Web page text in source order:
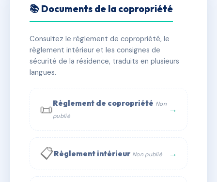
LE DOMAINE D'ALIENOR
CUBZAC
✓ Immatriculée 🏠 179 lots 🏗 1 bâtiment(s)
✉ Email
📚 Documents de la copropriété
Consultez le règlement de copropriété, le
règlement intérieur et les consignes de
sécurité de la résidence, traduits en plusieurs
langues.
📜Règlement de copropriété Non
publié
→
📋Règlement intérieur Non publié →